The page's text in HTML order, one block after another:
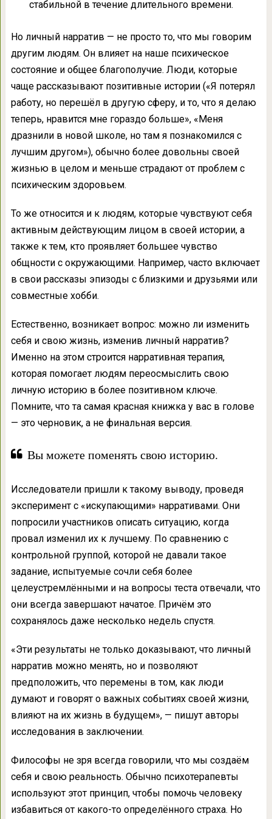
стабильной в течение длительного времени.
Но личный нарратив — не просто то, что мы говорим
другим людям. Он влияет на наше психическое
состояние и общее благополучие. Люди, которые
чаще рассказывают позитивные истории («Я потерял
работу, но перешёл в другую сферу, и то, что я делаю
теперь, нравится мне гораздо больше», «Меня
дразнили в новой школе, но там я познакомился с
лучшим другом»), обычно более довольны своей
жизнью в целом и меньше страдают от проблем с
психическим здоровьем.
То же относится и к людям, которые чувствуют себя
активным действующим лицом в своей истории, а
также к тем, кто проявляет большее чувство
общности с окружающими. Например, часто включает
в свои рассказы эпизоды с близкими и друзьями или
совместные хобби.
Естественно, возникает вопрос: можно ли изменить
себя и свою жизнь, изменив личный нарратив?
Именно на этом строится нарративная терапия,
которая помогает людям переосмыслить свою
личную историю в более позитивном ключе.
Помните, что та самая красная книжка у вас в голове
— это черновик, а не финальная версия.
Вы можете поменять свою историю.
Исследователи пришли к такому выводу, проведя
эксперимент с «искупающими» нарративами. Они
попросили участников описать ситуацию, когда
провал изменил их к лучшему. По сравнению с
контрольной группой, которой не давали такое
задание, испытуемые сочли себя более
целеустремлёнными и на вопросы теста отвечали, что
они всегда завершают начатое. Причём это
сохранялось даже несколько недель спустя.
«Эти результаты не только доказывают, что личный
нарратив можно менять, но и позволяют
предположить, что перемены в том, как люди
думают и говорят о важных событиях своей жизни,
влияют на их жизнь в будущем», — пишут авторы
исследования в заключении.
Философы не зря всегда говорили, что мы создаём
себя и свою реальность. Обычно психотерапевты
используют этот принцип, чтобы помочь человеку
избавиться от какого-то определённого страха. Но